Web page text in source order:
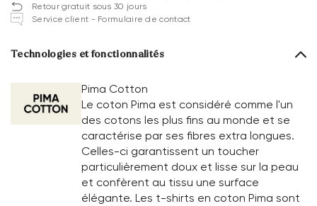
Retour gratuit sous 30 jours
Service client - Formulaire de contact
Technologies et fonctionnalités
Pima Cotton
Le coton Pima est considéré comme l'un
des cotons les plus fins au monde et se
caractérise par ses fibres extra longues.
Celles-ci garantissent un toucher
particulièrement doux et lisse sur la peau
et confèrent au tissu une surface
élégante. Les t-shirts en coton Pima sont